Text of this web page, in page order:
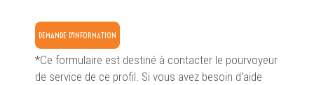
DEMANDE D'INFORMATION
*Ce formulaire est destiné à contacter le pourvoyeur
de service de ce profil. Si vous avez besoin d'aide